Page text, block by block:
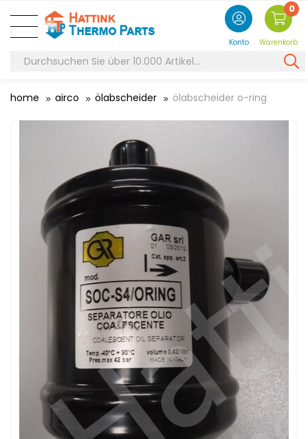
Konto
0
Warenkorb
home airco ölabscheider ölabscheider o-ring